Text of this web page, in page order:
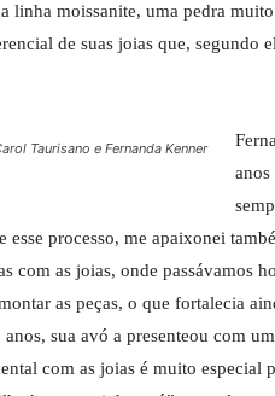
linha moissanite, uma pedra
de suas joias que, segundo
Taurisano e Fernanda Kenner
esse processo, me apaixonei
com as joias, onde passávamos
as peças, o que fortalecia
sua avó a presenteou com
com as joias é muito especial